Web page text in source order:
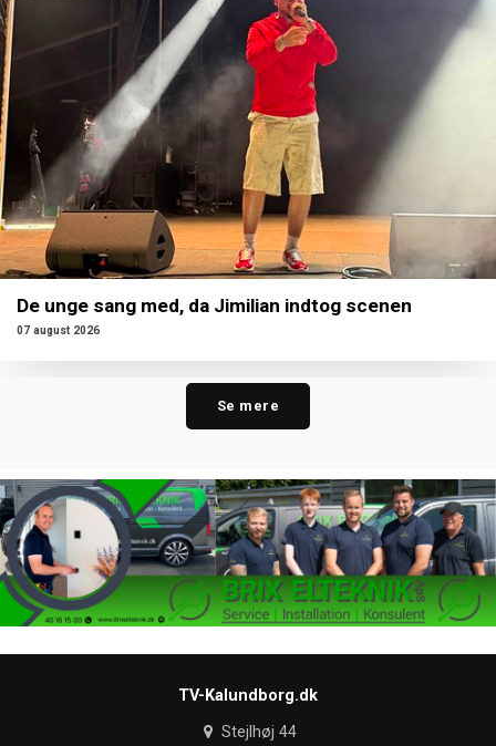
De unge sang med, da Jimilian indtog scenen
07 august 2026
Se mere
TV-Kalundborg.dk
Stejlhøj 44